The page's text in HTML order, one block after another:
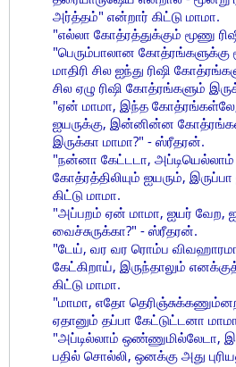
அர்த்தம்" என்றார் கிட்டு மாமா.
"எல்லா கோத்ரத்துக்கும் மூணு
"பெரும்பாலான
மாதிரி சில ஐந்து ரிஷி
சில ஏழு ரிஷி கோத்ரங்களும்
"ஏன் மாமா, இந்த
ஐயருக்கு, இன்னின்ன
இருக்கா மாமா?" - ஸ்ரீதரன்.
"நன்னா கேட்டடா,
கோத்ரத்திலியும் ஐயரும்,
கிட்டு மாமா.
"அப்பறம் ஏன் மாமா, ஐயர் வேற,
வைச்சுருக்கா?" - ஸ்ரீதரன்.
"டேய், வர வர ரொம்ப
கேட்கிறாய், இருந்தாலும்
கிட்டு மாமா.
"மாமா, எதோ
ஏதானும் தப்பா கேட்டுட்டனா
"அப்டில்லாம் ஒண்ணுமில்லேடா,
பதில் சொல்லி, ஒனக்கு அது